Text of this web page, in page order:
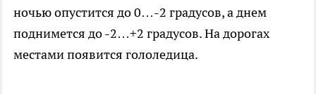
ночью опустится до 0…-2 градусов, а днем
поднимется до -2…+2 градусов. На дорогах
местами появится гололедица.